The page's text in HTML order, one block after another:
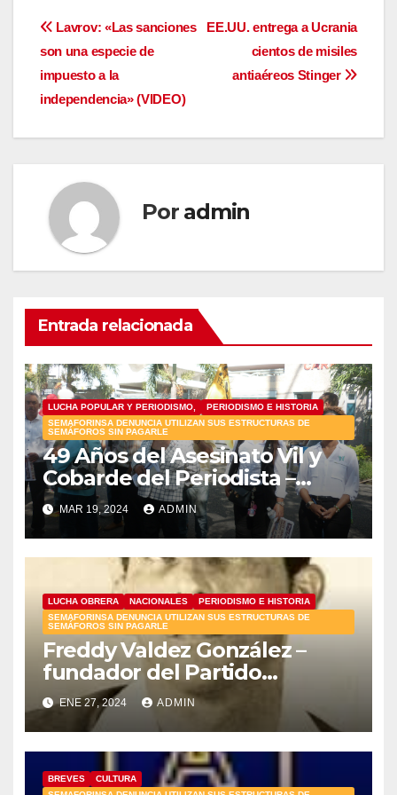
Navegación
de
entradas
EE.UU. entrega a Ucrania
cientos de misiles
antiaéreos Stinger
Lavrov: «Las sanciones
son una especie de
impuesto a la
independencia» (VIDEO)
Por admin
Entrada relacionada
LUCHA POPULAR Y PERIODISMO,
PERIODISMO E HISTORIA
SEMAFORINSA DENUNCIA UTILIZAN SUS ESTRUCTURAS DE
SEMÁFOROS SIN PAGARLE
49 Años del Asesinato Vil y
Cobarde del Periodista –
Camarada Orlando Martínez
Howley
MAR 19, 2024 ADMIN
LUCHA OBRERA NACIONALES
PERIODISMO E HISTORIA
SEMAFORINSA DENUNCIA UTILIZAN SUS ESTRUCTURAS DE
SEMÁFOROS SIN PAGARLE
Freddy Valdez González –
fundador del Partido
Socialista Popular y
compañero de lucha de
Mauricio Báez – cumple 74
años de su vil asesinato por
órdenes del sátrapa Rafael L.
ENE 27, 2024 ADMIN
BREVES
CULTURA